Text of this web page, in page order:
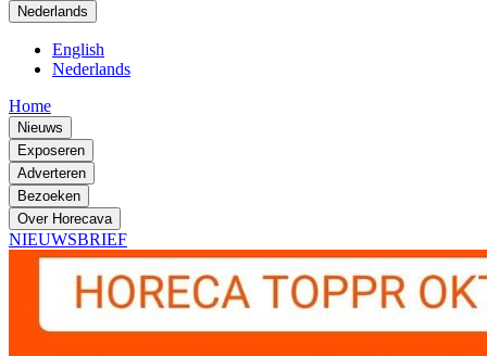
Nederlands
English
Nederlands
Home
Nieuws
Exposeren
Adverteren
Bezoeken
Over Horecava
NIEUWSBRIEF